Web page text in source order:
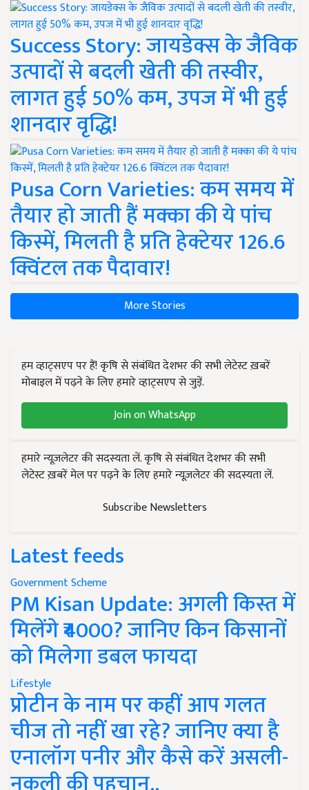
Success Story: जायडेक्स के जैविक
उत्पादों से बदली खेती की तस्वीर,
लागत हुई 50% कम, उपज में भी हुई
शानदार वृद्धि!
Pusa Corn Varieties: कम समय में
तैयार हो जाती हैं मक्का की ये पांच
किस्में, मिलती है प्रति हेक्टेयर 126.6
क्विंटल तक पैदावार!
More Stories
हम व्हाट्सएप पर हैं! कृषि से संबंधित देशभर की सभी लेटेस्ट ख़बरें
मोबाइल में पढ़ने के लिए हमारे व्हाट्सएप से जुड़ें.
Join on WhatsApp
हमारे न्यूज़लेटर की सदस्यता लें. कृषि से संबंधित देशभर की सभी
लेटेस्ट ख़बरें मेल पर पढ़ने के लिए हमारे न्यूज़लेटर की सदस्यता लें.
Subscribe Newsletters
Latest feeds
Government Scheme
PM Kisan Update: अगली किस्त में
मिलेंगे ₹4000? जानिए किन किसानों
को मिलेगा डबल फायदा
Lifestyle
प्रोटीन के नाम पर कहीं आप गलत
चीज तो नहीं खा रहे? जानिए क्या है
एनालॉग पनीर और कैसे करें असली-